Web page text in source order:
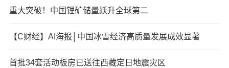
重大突破！中国锂矿储量跃升全球第二
【C财经】AI海报│中国冰雪经济高质量发展成效显著
首批34套活动板房已送往西藏定日地震灾区